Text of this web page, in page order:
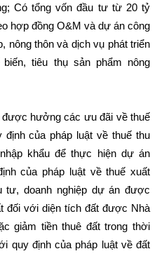
Có tổng vốn đầu tư từ 20 tỷ
hợp đồng O&M và dự án công
nông thôn và dịch vụ phát triển
tiêu thụ sản phẩm nông
được hưởng các ưu đãi về thuế
định của pháp luật về thuế thu
khẩu để thực hiện dự án
của pháp luật về thuế xuất
tư, doanh nghiệp dự án được
đối với diện tích đất được Nhà
giảm tiền thuê đất trong thời
quy định của pháp luật về đất